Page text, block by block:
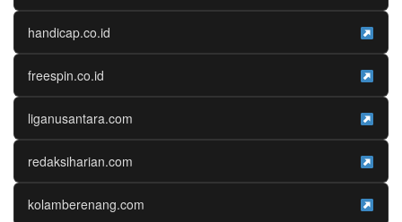
handicap.co.id
freespin.co.id
liganusantara.com
redaksiharian.com
kolamberenang.com